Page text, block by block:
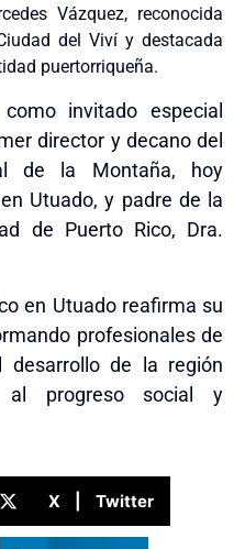
Vázquez, reconocida
del Viví y destacada
puertorriqueña.
invitado especial
director y decano del
de la Montaña, hoy
Utuado, y padre de la
de Puerto Rico, Dra.
en Utuado reafirma su
profesionales de
desarrollo de la región
al progreso social y
X | Twitter